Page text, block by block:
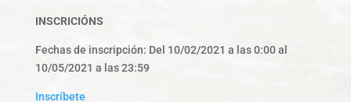
INSCRICIÓNS
Fechas de inscripción: Del 10/02/2021 a las 0:00 al
10/05/2021 a las 23:59
Inscríbete